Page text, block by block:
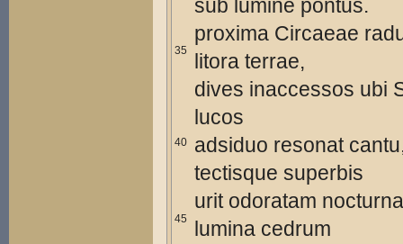
35
40
45
sub lumine pontus.
proxima Circaeae
litora terrae,
dives inaccessos ubi
lucos
adsiduo resonat
tectisque superbis
urit odoratam
lumina cedrum